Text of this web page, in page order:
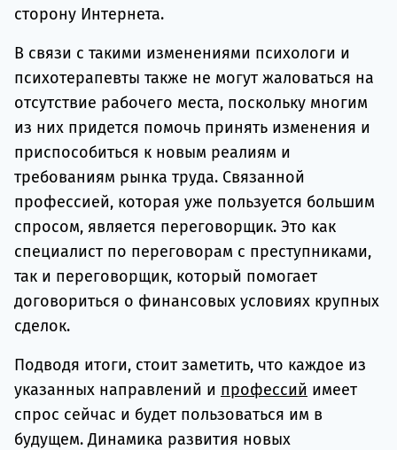
сторону Интернета.
В связи с такими изменениями психологи и
психотерапевты также не могут жаловаться на
отсутствие рабочего места, поскольку многим
из них придется помочь принять изменения и
приспособиться к новым реалиям и
требованиям рынка труда. Связанной
профессией, которая уже пользуется большим
спросом, является переговорщик. Это как
специалист по переговорам с преступниками,
так и переговорщик, который помогает
договориться о финансовых условиях крупных
сделок.
Подводя итоги, стоит заметить, что каждое из
указанных направлений и профессий имеет
спрос сейчас и будет пользоваться им в
будущем. Динамика развития новых